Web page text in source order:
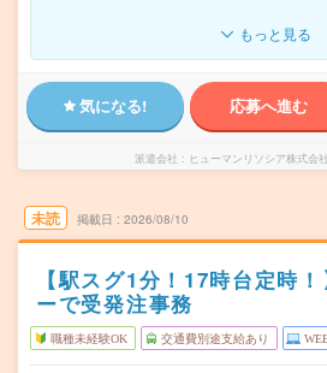
もっと見る
気になる! 応募へ進む
派遣会社 ヒューマンリソシア株式
未読 掲載日 2026/08/10
【駅スグ1分！17時台定時
ーで受発注事務
職種未経験OK 交通費別途支給あり